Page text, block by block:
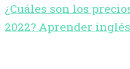
¿Cuáles son los
2022? Aprender